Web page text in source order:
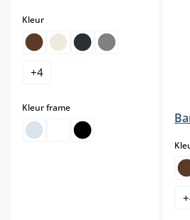
Kleurselect
+4
Kleur frameselect
+